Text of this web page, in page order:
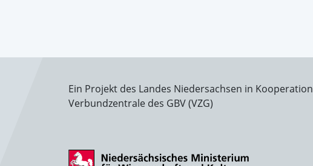
Ein Projekt des Landes Niedersachsen in
Verbundzentrale des GBV (VZG)